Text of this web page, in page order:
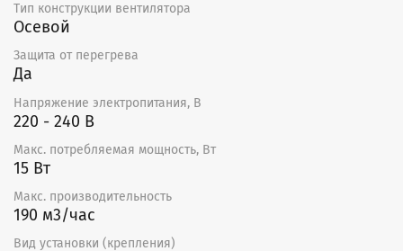
Тип конструкции вентилятора
Осевой
Защита от перегрева
Да
Напряжение электропитания, В
220 - 240 В
Макс. потребляемая мощность, Вт
15 Вт
Макс. производительность
190 м3/час
Вид установки (крепления)